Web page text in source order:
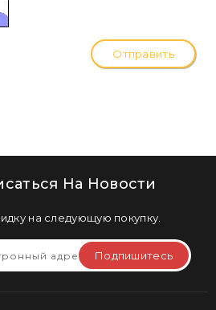
Отправить
На Новости
на следующую покупку.
Подпишитесь